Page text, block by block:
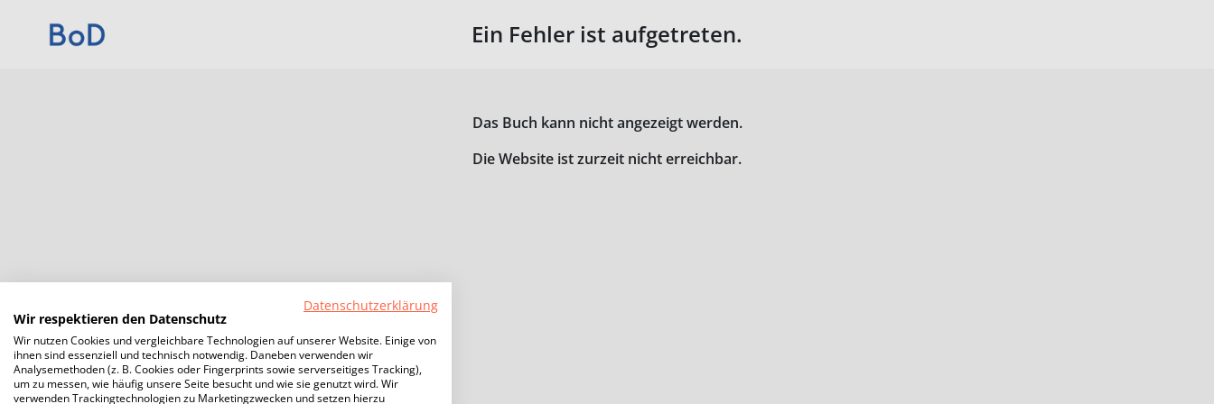
Ein Fehler ist aufgetreten.
Das Buch kann nicht angezeigt werden.
Die Website ist zurzeit nicht erreichbar.
Datenschutzerklärung
Wir respektieren den Datenschutz
Wir nutzen Cookies und vergleichbare Technologien auf unserer Website. Einige von
ihnen sind essenziell und technisch notwendig. Daneben verwenden wir
Analysemethoden (z. B. Cookies oder Fingerprints sowie serverseitiges Tracking),
um zu messen, wie häufig unsere Seite besucht und wie sie genutzt wird. Wir
verwenden Trackingtechnologien zu Marketingzwecken und setzen hierzu